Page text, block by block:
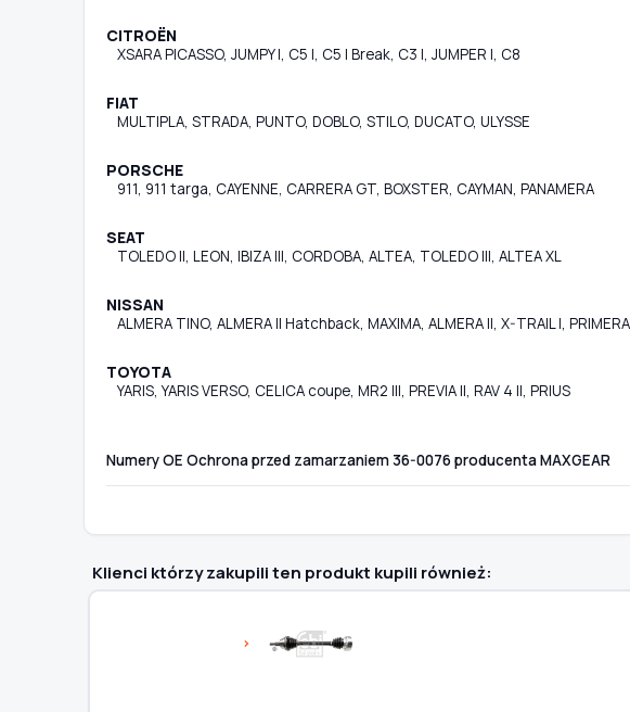
CITROËN
XSARA PICASSO, JUMPY I, C5 I, C5 I Break, C3 I, JUMPER I, C8
FIAT
MULTIPLA, STRADA, PUNTO, DOBLO, STILO, DUCATO, ULYSSE
PORSCHE
911, 911 targa, CAYENNE, CARRERA GT, BOXSTER, CAYMAN, PANAMERA
SEAT
TOLEDO II, LEON, IBIZA III, CORDOBA, ALTEA, TOLEDO III, ALTEA XL
NISSAN
ALMERA TINO, ALMERA II Hatchback, MAXIMA, ALMERA II, X-TRAIL I,
TOYOTA
YARIS, YARIS VERSO, CELICA coupe, MR2 III, PREVIA II, RAV 4 II, PRIUS
Numery OE Ochrona przed zamarzaniem 36-0076 producenta MAXGEAR
Klienci którzy zakupili ten produkt kupili również: